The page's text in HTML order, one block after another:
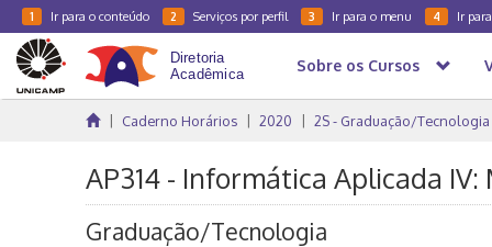
1 Ir para o conteúdo 2 Serviços por perfil 3 Ir para o menu 4 Ir
Sobre os Cursos
Caderno Horários 2020 2S - Graduação/Tecnologia
AP314 - Informática Aplicada
Graduação/Tecnologia